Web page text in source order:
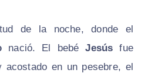
de la noche, donde el
nació. El bebéJesús fue
acostado en un pesebre, el